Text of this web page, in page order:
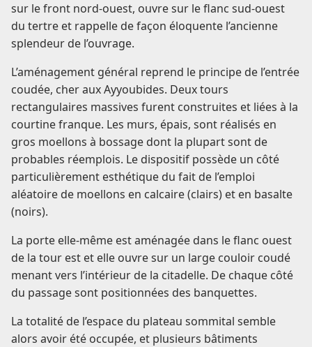
sur le front nord-ouest, ouvre sur le flanc sud-ouest
du tertre et rappelle de façon éloquente l’ancienne
splendeur de l’ouvrage.
L’aménagement général reprend le principe de l’entrée
coudée, cher aux Ayyoubides. Deux tours
rectangulaires massives furent construites et liées à la
courtine franque. Les murs, épais, sont réalisés en
gros moellons à bossage dont la plupart sont de
probables réemplois. Le dispositif possède un côté
particulièrement esthétique du fait de l’emploi
aléatoire de moellons en calcaire (clairs) et en basalte
(noirs).
La porte elle-même est aménagée dans le flanc ouest
de la tour est et elle ouvre sur un large couloir coudé
menant vers l’intérieur de la citadelle. De chaque côté
du passage sont positionnées des banquettes.
La totalité de l’espace du plateau sommital semble
alors avoir été occupée, et plusieurs bâtiments